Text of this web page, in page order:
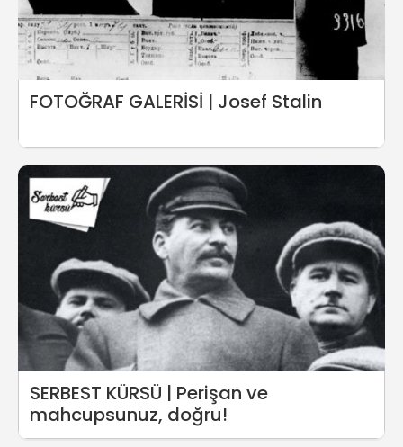
FOTOĞRAF GALERİSİ | Josef Stalin
SERBEST KÜRSÜ | Perişan ve
mahcupsunuz, doğru!